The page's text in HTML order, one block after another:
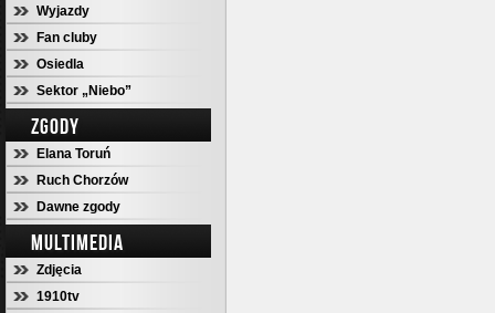
Wyjazdy
Fan cluby
Osiedla
Sektor „Niebo”
ZGODY
Elana Toruń
Ruch Chorzów
Dawne zgody
MULTIMEDIA
Zdjęcia
1910tv